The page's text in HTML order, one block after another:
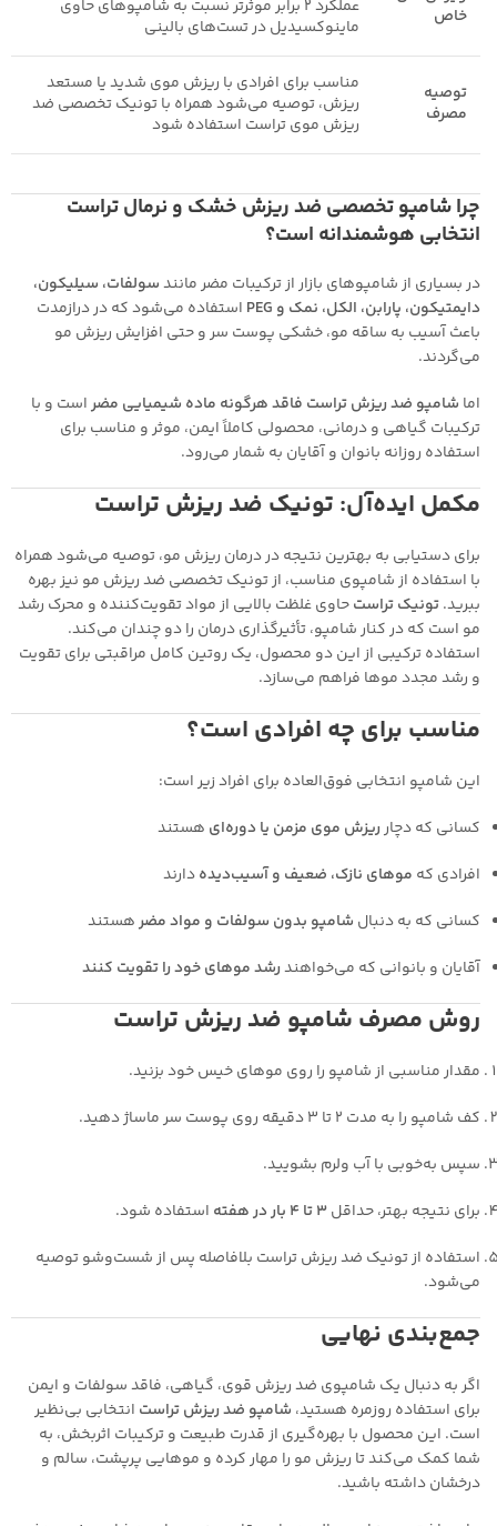
خاص
عملکرد ۲ برابر موثرتر نسبت به شامپوهای حاوی
ماینوکسیدیل در تست‌های بالینی
توصیه
مصرف
مناسب برای افرادی با ریزش موی شدید یا مستعد
ریزش، توصیه می‌شود همراه با تونیک تخصصی ضد
ریزش موی تراست استفاده شود
چرا شامپو تخصصی ضد ریزش خشک و نرمال تراست
انتخابی هوشمندانه است؟
در بسیاری از شامپوهای بازار از ترکیبات مضر مانندسولفات، سیلیکون،
دایمتیکون، پارابن، الکل، نمک و PEG
استفاده می‌شود که در درازمدت
باعث آسیب‌ به ساقه مو، خشکی پوست سر و حتی افزایش ریزش مو
می‌گردند.
اما شامپو ضد ریزش تراست فاقد هرگونه ماده شیمیایی مضراست و با
ترکیبات گیاهی و درمانی، محصولی کاملاً ایمن، موثر و مناسب برای
استفاده روزانه بانوان و آقایان به شمار می‌رود.
مکمل ایده‌آل: تونیک ضد ریزش تراست
برای دستیابی به بهترین نتیجه در درمان ریزش مو، توصیه می‌شود همراه
با استفاده از شامپوی مناسب، از تونیک تخصصی ضد ریزش مو نیز بهره
ببرید.تونیک تراستحاوی غلظت بالایی از مواد تقویت‌کننده و محرک رشد
مو است که در کنار شامپو، تأثیرگذاری درمان را دو چندان می‌کند.
استفاده ترکیبی از این دو محصول، یک روتین کامل مراقبتی برای تقویت
و رشد مجدد موها فراهم می‌سازد.
مناسب برای چه افرادی است؟
این شامپو انتخابی فوق‌العاده برای افراد زیر است:
کسانی که دچارریزش موی مزمن یا دوره‌ای هستند
افرادی که موهای نازک، ضعیف و آسیب‌دیدهدارند
کسانی که به دنبال شامپو بدون سولفات و مواد مضرهستند
آقایان و بانوانی که می‌خواهندرشد موهای خود را تقویت کنند
روش مصرف شامپو ضد ریزش تراست
مقدار مناسبی از شامپو را روی موهای خیس خود بزنید.
کف شامپو را به مدت ۲ تا ۳ دقیقه روی پوست سر ماساژ دهید.
سپس به‌خوبی با آب ولرم بشویید.
برای نتیجه بهتر، حداقل۳ تا ۴ بار در هفته
استفاده شود.
استفاده از تونیک ضد ریزش تراست بلافاصله پس از شست‌وشو توصیه
می‌شود.
جمع‌بندی نهایی
اگر به دنبال یک شامپوی ضد ریزش قوی، گیاهی، فاقد سولفات و ایمن
برای استفاده روزمره هستید، شامپو ضد ریزش تراست انتخابی بی‌نظیر
است. این محصول با بهره‌گیری از قدرت طبیعت و ترکیبات اثربخش، به
شما کمک می‌کند تا ریزش مو را مهار کرده و موهایی پرپشت، سالم و
درخشان داشته باشید.